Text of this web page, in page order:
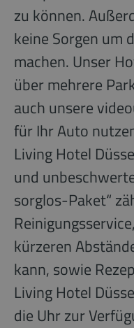
zu können.
keine Sorgen um
machen. Unser
über mehrere
auch unsere
für Ihr Auto
Living Hotel
und
sorglos-Paket“
kürzeren
kann, sowie
Living Hotel
die Uhr zur